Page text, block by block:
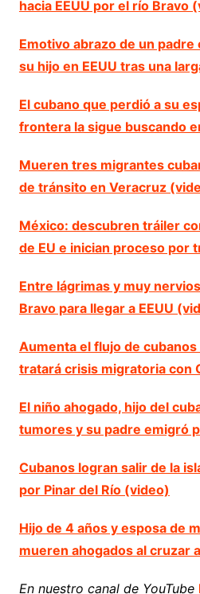
hacia EEUU por el río Bravo
Emotivo abrazo de un padre
su hijo en EEUU tras una
El cubano que perdió a su
frontera la sigue buscando
Mueren tres migrantes
de tránsito en Veracruz
México: descubren tráiler
de EU e inician proceso por
Entre lágrimas y muy
Bravo para llegar a EEUU
Aumenta el flujo de cubanos
tratará crisis migratoria con
El niño ahogado, hijo del
tumores y su padre emigró
Cubanos logran salir de la
por Pinar del Río (video)
Hijo de 4 años y esposa de
mueren ahogados al cruzar
En nuestro canal de YouTube